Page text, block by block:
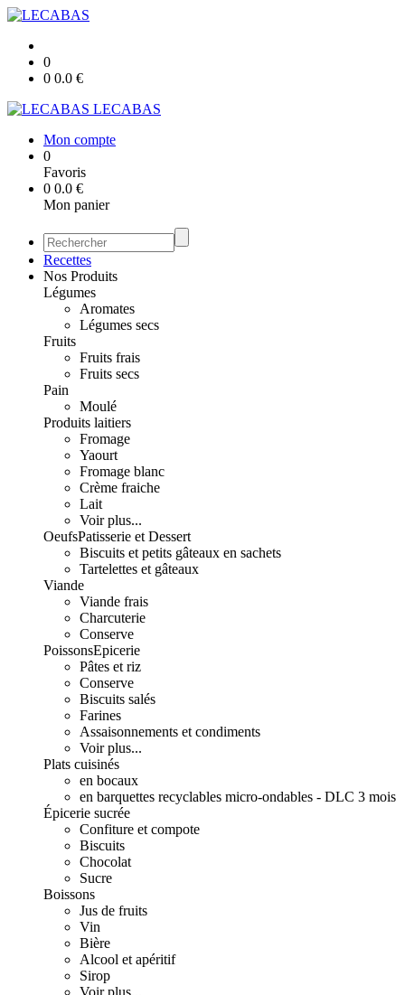
0
0 0.0 €
LECABAS
Mon compte
0
Favoris
0 0.0 €
Mon panier
Recettes
Nos Produits
Légumes
Aromates
Légumes secs
Fruits
Fruits frais
Fruits secs
Pain
Moulé
Produits laitiers
Fromage
Yaourt
Fromage blanc
Crème fraiche
Lait
Voir plus...
OeufsPatisserie et Dessert
Biscuits et petits gâteaux en sachets
Tartelettes et gâteaux
Viande
Viande frais
Charcuterie
Conserve
PoissonsEpicerie
Pâtes et riz
Conserve
Biscuits salés
Farines
Assaisonnements et condiments
Voir plus...
Plats cuisinés
en bocaux
en barquettes recyclables micro-ondables - DLC 3 mois
Épicerie sucrée
Confiture et compote
Biscuits
Chocolat
Sucre
Boissons
Jus de fruits
Vin
Bière
Alcool et apéritif
Sirop
Voir plus...